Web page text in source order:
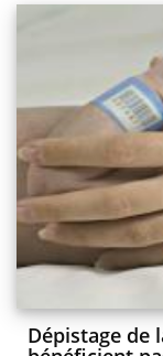
Dépistage de